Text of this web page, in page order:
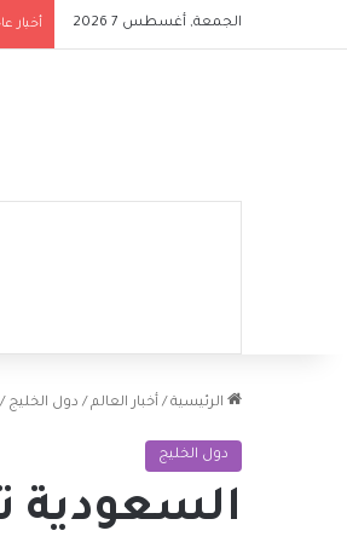
الجمعة, أغسطس 7 2026 أخبار
الرئيسية / أخبار العالم / دول الخليج /
دول الخليج